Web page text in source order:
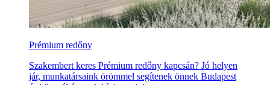
Prémium redőny
Szakembert keres Prémium redőny kapcsán? Jó helyen
jár, munkatársaink örömmel segítenek önnek Budapest